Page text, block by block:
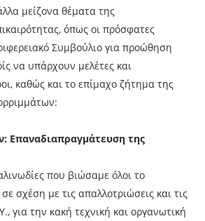
μείζονα θέματα της
όπως οι πρόσφατες
Συμβούλιο για προώθηση
να υπάρχουν μελέτες και
καθώς και το επίμαχο ζήτημα της
Επαναδιαπραγμάτευση της
που βιώσαμε όλοι το
σχέση με τις απαλλοτριώσεις και τις
για την κακή τεχνική και οργανωτική